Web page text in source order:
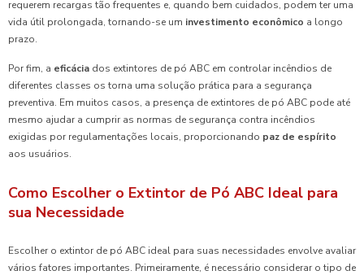
requerem recargas tão frequentes e, quando bem cuidados, podem ter uma
vida útil prolongada, tornando-se um investimento econômico a longo
prazo.
Por fim, a eficácia dos extintores de pó ABC em controlar incêndios de
diferentes classes os torna uma solução prática para a segurança
preventiva. Em muitos casos, a presença de extintores de pó ABC pode até
mesmo ajudar a cumprir as normas de segurança contra incêndios
exigidas por regulamentações locais, proporcionando paz de espírito
aos usuários.
Como Escolher o Extintor de Pó ABC Ideal para
sua Necessidade
Escolher o extintor de pó ABC ideal para suas necessidades envolve avaliar
vários fatores importantes. Primeiramente, é necessário considerar o tipo de